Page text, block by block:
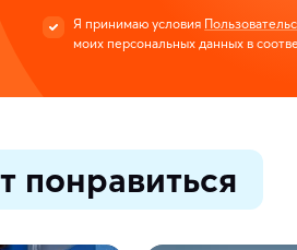
Я принимаю условия
моих персональных данных в
понравиться